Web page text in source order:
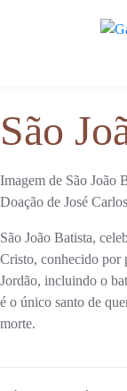
São
Imagem de São João
Doação de José
São João Batista,
Cristo, conhecido por
Jordão, incluindo o
é o único santo de
morte.